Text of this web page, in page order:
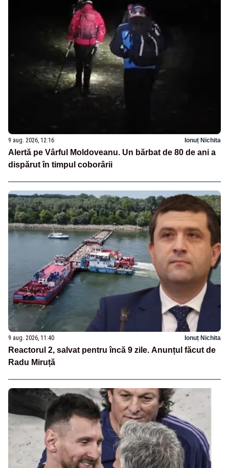
9 aug. 2026, 12:16 Ionuț Nichita
Alertă pe Vârful Moldoveanu. Un bărbat de 80 de ani a
dispărut în timpul coborârii
9 aug. 2026, 11:40 Ionuț Nichita
Reactorul 2, salvat pentru încă 9 zile. Anunțul făcut de
Radu Miruță